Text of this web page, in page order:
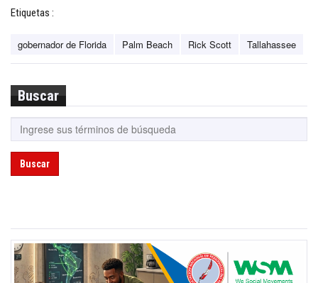
Etiquetas :
gobernador de Florida Palm Beach Rick Scott Tallahassee
Buscar
Buscar